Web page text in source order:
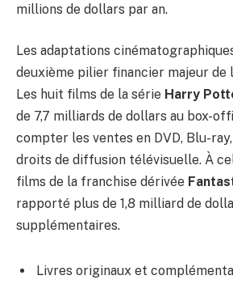
millions de dollars par an.
Les adaptations
deuxième pilier financier majeur de
Les huit films de la série Harry
de 7,7 milliards de dollars au box-
compter les ventes en DVD, Blu-
droits de diffusion télévisuelle. À
films de la franchise dérivée
rapporté plus de 1,8 milliard de
supplémentaires.
Livres originaux et